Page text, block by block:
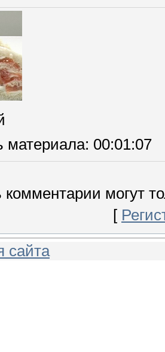
материала: 00:01:07
могут
[
сайта